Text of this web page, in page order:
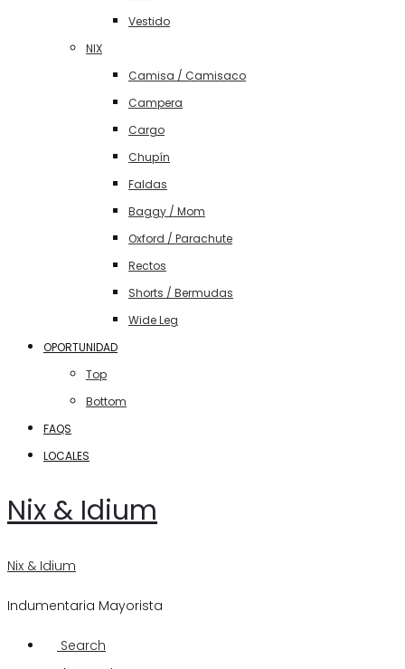
Vestido
NIX
Camisa / Camisaco
Campera
Cargo
Chupín
Faldas
Baggy / Mom
Oxford / Parachute
Rectos
Shorts / Bermudas
Wide Leg
OPORTUNIDAD
Top
Bottom
FAQS
LOCALES
Nix & Idium
Nix & Idium
Indumentaria Mayorista
Search